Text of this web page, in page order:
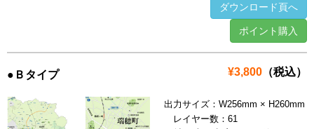
ダウンロード頁へ
ポイント購入
¥3,800 （税込）
●Ｂタイプ
出力サイズ：W256mm × H260mm
レイヤー数：61